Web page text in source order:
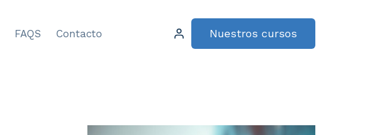
FAQS Contacto Nuestros cursos